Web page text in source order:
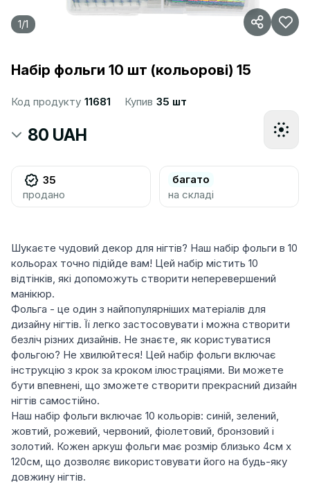
1/1
Набір фольги 10 шт (кольорові) 15
Код продукту 11681 Купив 35 шт
80 UAH
35
продано
багато
на складі
Шукаєте чудовий декор для нігтів? Наш набір фольги в 10
кольорах точно підійде вам! Цей набір містить 10
відтінків, які допоможуть створити неперевершений
манікюр.
Фольга - це один з найпопулярніших матеріалів для
дизайну нігтів. Її легко застосовувати і можна створити
безліч різних дизайнів. Не знаєте, як користуватися
фольгою? Не хвилюйтеся! Цей набір фольги включає
інструкцію з крок за кроком ілюстраціями. Ви можете
бути впевнені, що зможете створити прекрасний дизайн
нігтів самостійно.
Наш набір фольги включає 10 кольорів: синій, зелений,
жовтий, рожевий, червоний, фіолетовий, бронзовий і
золотий. Кожен аркуш фольги має розмір близько 4см х
120см, що дозволяє використовувати його на будь-яку
довжину нігтів.